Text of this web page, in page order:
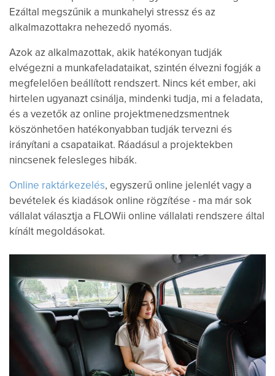
Ezáltal megszűnik a munkahelyi stressz és az
alkalmazottakra nehezedő nyomás.
Azok az alkalmazottak, akik hatékonyan tudják
elvégezni a munkafeladataikat, szintén élvezni fogják a
megfelelően beállított rendszert. Nincs két ember, aki
hirtelen ugyanazt csinálja, mindenki tudja, mi a feladata,
és a vezetők az online projektmenedzsmentnek
köszönhetően hatékonyabban tudják tervezni és
irányítani a csapataikat. Ráadásul a projektekben
nincsenek felesleges hibák.
Online raktárkezelés, egyszerű online jelenlét vagy a
bevételek és kiadások online rögzítése - ma már sok
vállalat választja a FLOWii online vállalati rendszere által
kínált megoldásokat.